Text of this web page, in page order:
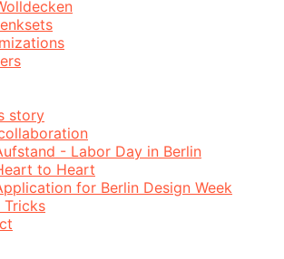
story
- Labor Day in Berlin
to Heart
for Berlin Design Week
Tricks